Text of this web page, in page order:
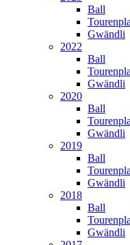
Ball
Gwändli
2022
Ball
Gwändli
2020
Ball
Gwändli
2019
Ball
Gwändli
2018
Ball
Gwändli